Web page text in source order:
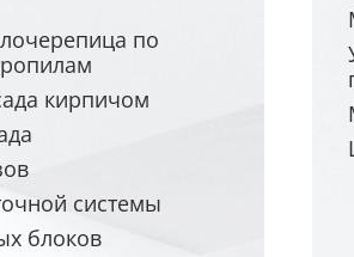
по
кирпичом
системы
блоков